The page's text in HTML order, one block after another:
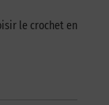
le crochet en